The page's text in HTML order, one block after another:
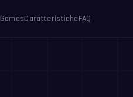
GamesCaratteristicheFAQ